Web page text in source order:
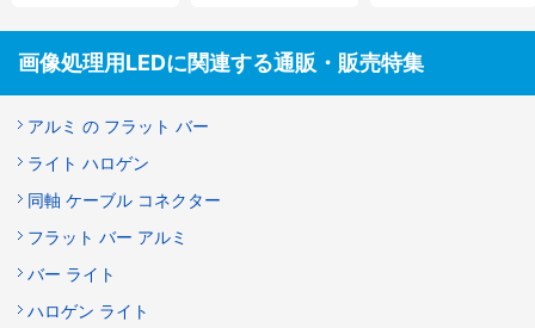
画像処理用LEDに関連する通販・販売特集
アルミ の フラット バー
ライト ハロゲン
同軸 ケーブル コネクター
フラット バー アルミ
バー ライト
ハロゲン ライト